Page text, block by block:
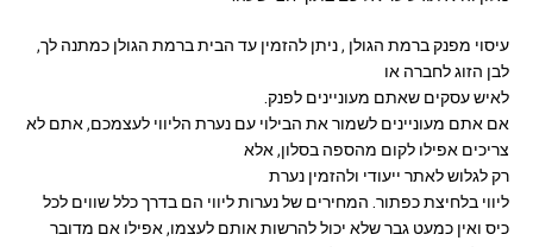
עיסוי מפנק ברמת הגולן , ניתן להזמין עד הבית ברמת הגולן כמתנה לך,
לבן הזוג לחברה או
לאיש עסקים שאתם מעוניינים לפנק.
אם אתם מעוניינים לשמור את הבילוי עם נערת הליווי לעצמכם, אתם לא
צריכים אפילו לקום מהספה בסלון, אלא
רק לגלוש לאתר ייעודי ולהזמין נערת
ליווי בלחיצת כפתור. המחירים של נערות ליווי הם בדרך כלל שווים לכל
כיס ואין כמעט גבר שלא יכול להרשות אותם לעצמו, אפילו אם מדובר